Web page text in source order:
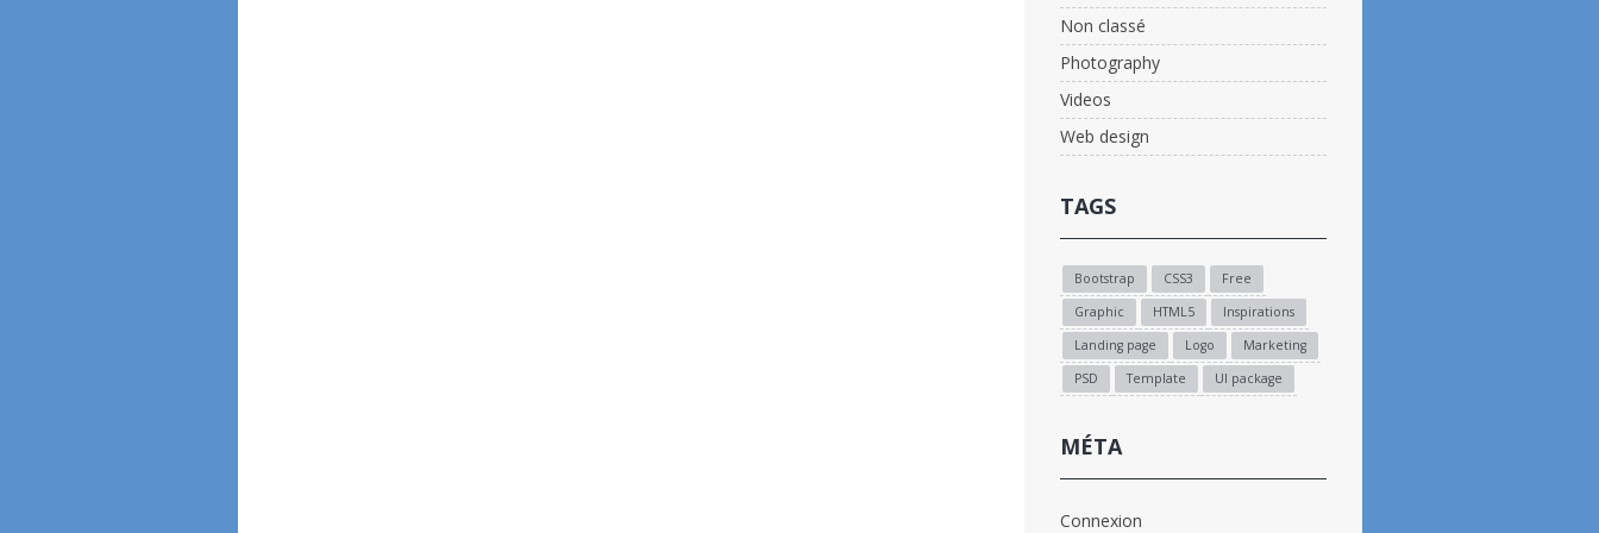
Non classé
Photography
Videos
Web design
TAGS
Bootstrap CSS3
Free
Graphic
HTML5
Inspirations
Landing page
Logo
Marketing
PSD
Template UI package
MÉTA
Connexion